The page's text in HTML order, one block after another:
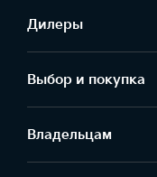
Дилеры
Выбор и покупка
Владельцам